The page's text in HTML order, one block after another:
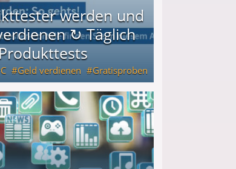
werden und
↻ Täglich
C Geld verdienen Gratisproben
Produkttests